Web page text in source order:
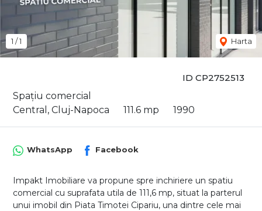
ID CP2752513
Spațiu comercial
Central, Cluj-Napoca
111.6 mp 1990
1 /1 Harta
WhatsApp Facebook
Impakt Imobiliare va propune spre inchiriere un spatiu
comercial cu suprafata utila de 111,6 mp, situat la parterul
unui imobil din Piata Timotei Cipariu, una dintre cele mai